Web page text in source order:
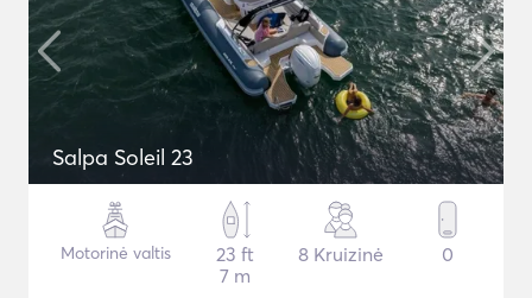
Salpa Soleil 23
Motorinė valtis
23 ft
7 m
8 Kruizinė 0